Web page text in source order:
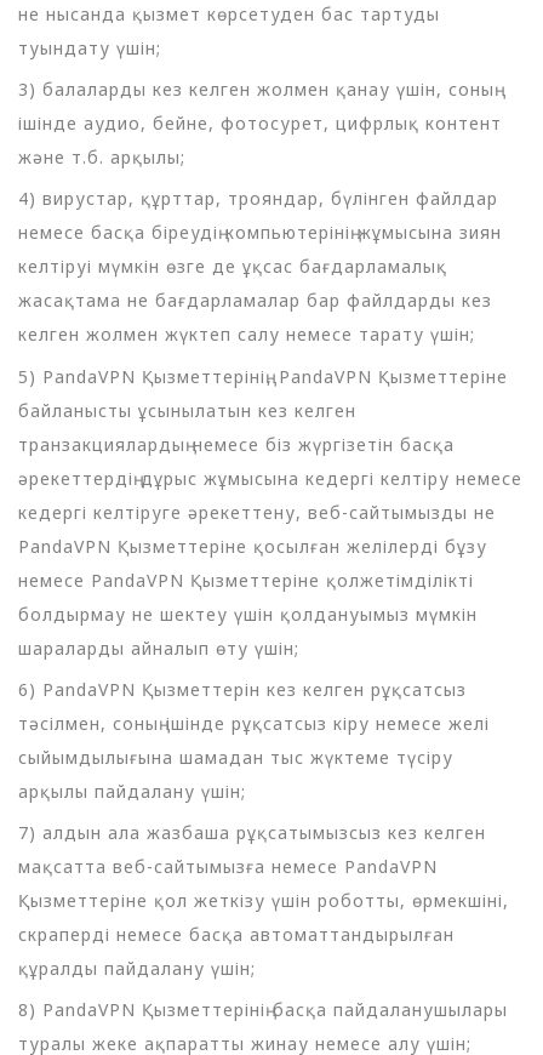
не нысанда қызмет көрсетуден бас тартуды
туындату үшін;
3) балаларды кез келген жолмен қанау үшін, соның
ішінде аудио, бейне, фотосурет, цифрлық контент
және т.б. арқылы;
4) вирустар, құрттар, трояндар, бүлінген файлдар
немесе басқа біреудің компьютерінің жұмысына зиян
келтіруі мүмкін өзге де ұқсас бағдарламалық
жасақтама не бағдарламалар бар файлдарды кез
келген жолмен жүктеп салу немесе тарату үшін;
5) PandaVPN Қызметтерінің, PandaVPN Қызметтеріне
байланысты ұсынылатын кез келген
транзакциялардың немесе біз жүргізетін басқа
әрекеттердің дұрыс жұмысына кедергі келтіру немесе
кедергі келтіруге әрекеттену, веб-сайтымызды не
PandaVPN Қызметтеріне қосылған желілерді бұзу
немесе PandaVPN Қызметтеріне қолжетімділікті
болдырмау не шектеу үшін қолдануымыз мүмкін
шараларды айналып өту үшін;
6) PandaVPN Қызметтерін кез келген рұқсатсыз
тәсілмен, соның ішінде рұқсатсыз кіру немесе желі
сыйымдылығына шамадан тыс жүктеме түсіру
арқылы пайдалану үшін;
7) алдын ала жазбаша рұқсатымызсыз кез келген
мақсатта веб-сайтымызға немесе PandaVPN
Қызметтеріне қол жеткізу үшін роботты, өрмекшіні,
скраперді немесе басқа автоматтандырылған
құралды пайдалану үшін;
8) PandaVPN Қызметтерінің басқа пайдаланушылары
туралы жеке ақпаратты жинау немесе алу үшін;